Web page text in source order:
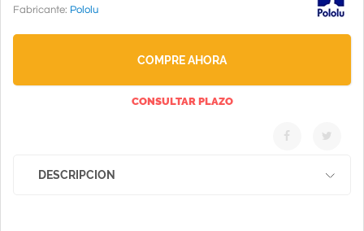
Fabricante: Pololu
COMPRE AHORA
CONSULTAR PLAZO
DESCRIPCION